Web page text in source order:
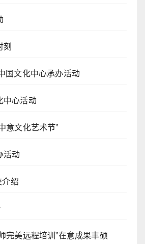
刻
国文化中心承办活动
中心活动
意文化艺术节”
活动
介绍
完美远程培训”在意成果丰硕